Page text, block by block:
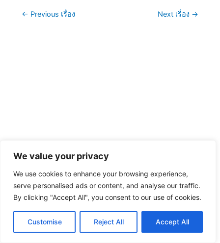
We value your privacy
We use cookies to enhance your browsing experience,
serve personalised ads or content, and analyse our traffic.
By clicking "Accept All", you consent to our use of cookies.
Customise Reject All Accept All
แนะแนว
← Previous เรื่อง Next เรื่อง →